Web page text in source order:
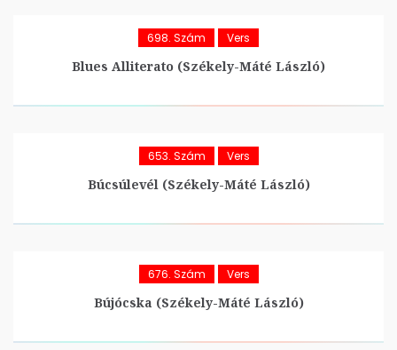
698. Szám Vers
Blues Alliterato (Székely-Máté László)
653. Szám Vers
Búcsúlevél (Székely-Máté László)
676. Szám Vers
Bújócska (Székely-Máté László)